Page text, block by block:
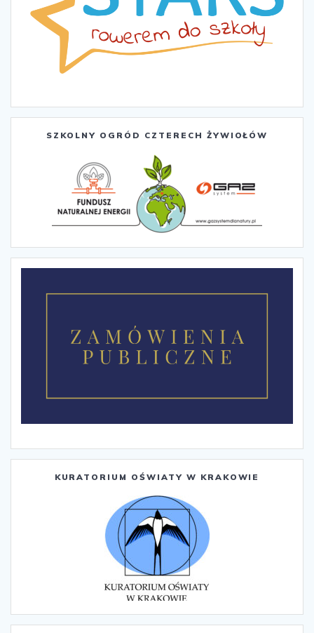
SZKOLNY OGRÓD CZTERECH ŻYWIOŁÓW
KURATORIUM OŚWIATY W KRAKOWIE